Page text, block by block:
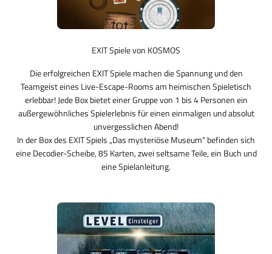
EXIT Spiele von KOSMOS
Die erfolgreichen EXIT Spiele machen die Spannung und den
Teamgeist eines Live-Escape-Rooms am heimischen Spieletisch
erlebbar! Jede Box bietet einer Gruppe von 1 bis 4 Personen ein
außergewöhnliches Spielerlebnis für einen einmaligen und absolut
unvergesslichen Abend!
In der Box des EXIT Spiels „Das mysteriöse Museum“ befinden sich
eine Decodier-Scheibe, 85 Karten, zwei seltsame Teile, ein Buch und
eine Spielanleitung.